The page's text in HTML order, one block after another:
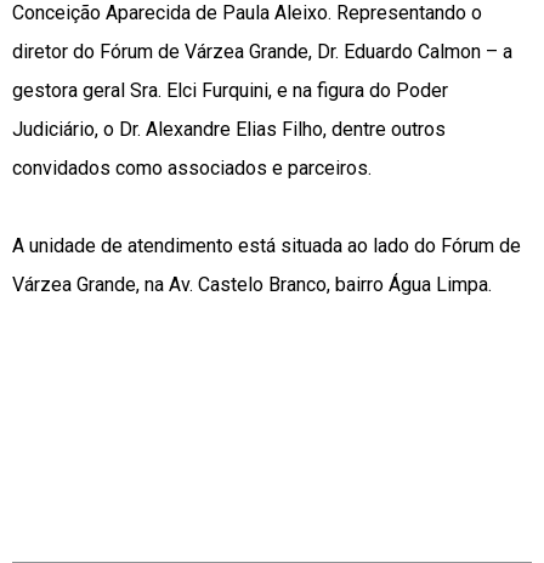
Conceição Aparecida de Paula Aleixo. Representando o
diretor do Fórum de Várzea Grande, Dr. Eduardo Calmon – a
gestora geral Sra. Elci Furquini, e na figura do Poder
Judiciário, o Dr. Alexandre Elias Filho, dentre outros
convidados como associados e parceiros.
A unidade de atendimento está situada ao lado do Fórum de
Várzea Grande, na Av. Castelo Branco, bairro Água Limpa.